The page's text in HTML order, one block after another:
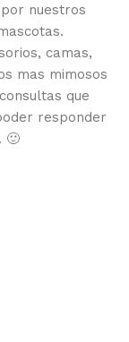
nuestros
camas,
mas mimosos
que
responder
🙂